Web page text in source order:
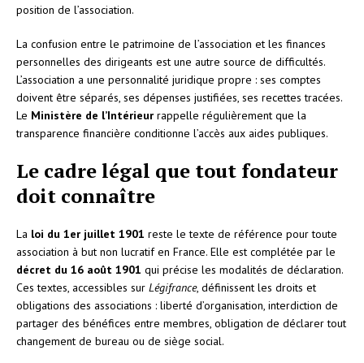
position de l’association.
La confusion entre le patrimoine de l’association et les finances
personnelles des dirigeants est une autre source de difficultés.
L’association a une personnalité juridique propre : ses comptes
doivent être séparés, ses dépenses justifiées, ses recettes tracées.
Le Ministère de l’Intérieur rappelle régulièrement que la
transparence financière conditionne l’accès aux aides publiques.
Le cadre légal que tout fondateur
doit connaître
La loi du 1er juillet 1901 reste le texte de référence pour toute
association à but non lucratif en France. Elle est complétée par le
décret du 16 août 1901 qui précise les modalités de déclaration.
Ces textes, accessibles sur Légifrance, définissent les droits et
obligations des associations : liberté d’organisation, interdiction de
partager des bénéfices entre membres, obligation de déclarer tout
changement de bureau ou de siège social.